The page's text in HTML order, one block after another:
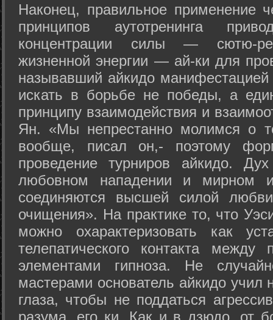
Наконец, правильное применение
принципов аутотренинга
концентрации силы — сютю-
жизненной энергии — ай-ки для
называвший айкидо
искать в борьбе не победы, а
принципу взаимодействия и
Ян. «Мы непрестанно молимся о
вообще, писал он,- поэтому
проведение турниров айкидо.
любовном нападении и мирном
соединяются высшей силой
очищения». На практике то, что
можно охарактеризовать как
телепатического контакта между
элементами гипноза. Не
мастерами основатель айкидо учил
глаза, чтобы не поддаться
разума, его ки. Как и в дзюдо, от